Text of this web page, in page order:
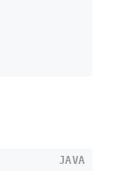
JAVA